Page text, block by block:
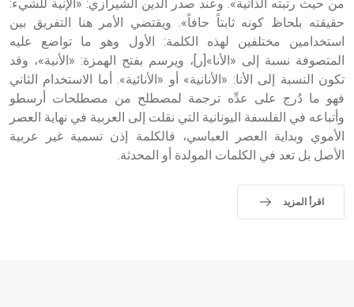
من حيث رتبته الذاتية». وعند صدر الدين الشيرازي: «الإنية للشيء:
حقيقته بلحاظ كونه ثابتاً حافاً». ويقتضي الأمر هنا التفريق بين
استخدامين مختلفين لهذه الكلمة: الأول وهو ما تواضع عليه
المتصوفة نسبة إلى «الأنا»[ر]، ويرسم بفتح الهمزة: «الأنية»، وقد
تكون النسبة إلى الأنا: «الأنانية» أو «الأنائية». أما الاستخدام الثاني
فهو ما دُرج على عدِّه ترجمة لمصطلح من مصطلحات أرسطو
وأتباعه في الفلسفة اليونانية التي نقلت إلى العربية في نهاية العصر
الأموي وبداية العصر العباسي، فالكلمة إذن تسمية غير عربية
الأصل بل تعد في الكلمات المولدة أو المحدثة.
اقرأ المزيد